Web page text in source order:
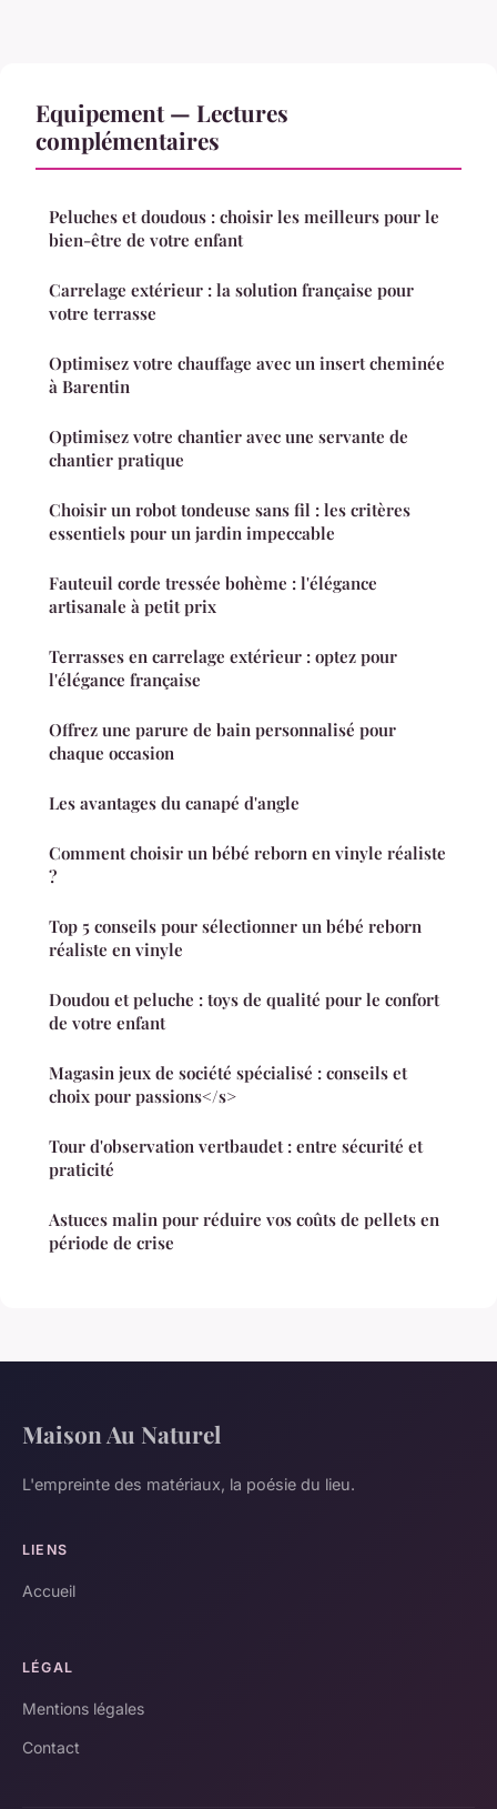
Equipement — Lectures
complémentaires
Peluches et doudous : choisir les meilleurs pour le
bien-être de votre enfant
Carrelage extérieur : la solution française pour
votre terrasse
Optimisez votre chauffage avec un insert cheminée
à Barentin
Optimisez votre chantier avec une servante de
chantier pratique
Choisir un robot tondeuse sans fil : les critères
essentiels pour un jardin impeccable
Fauteuil corde tressée bohème : l'élégance
artisanale à petit prix
Terrasses en carrelage extérieur : optez pour
l'élégance française
Offrez une parure de bain personnalisé pour
chaque occasion
Les avantages du canapé d'angle
Comment choisir un bébé reborn en vinyle réaliste
?
Top 5 conseils pour sélectionner un bébé reborn
réaliste en vinyle
Doudou et peluche : toys de qualité pour le confort
de votre enfant
Magasin jeux de société spécialisé : conseils et
choix pour passions</s>
Tour d'observation vertbaudet : entre sécurité et
praticité
Astuces malin pour réduire vos coûts de pellets en
période de crise
Maison Au Naturel
L'empreinte des matériaux, la poésie du lieu.
LIENS
Accueil
LÉGAL
Mentions légales
Contact